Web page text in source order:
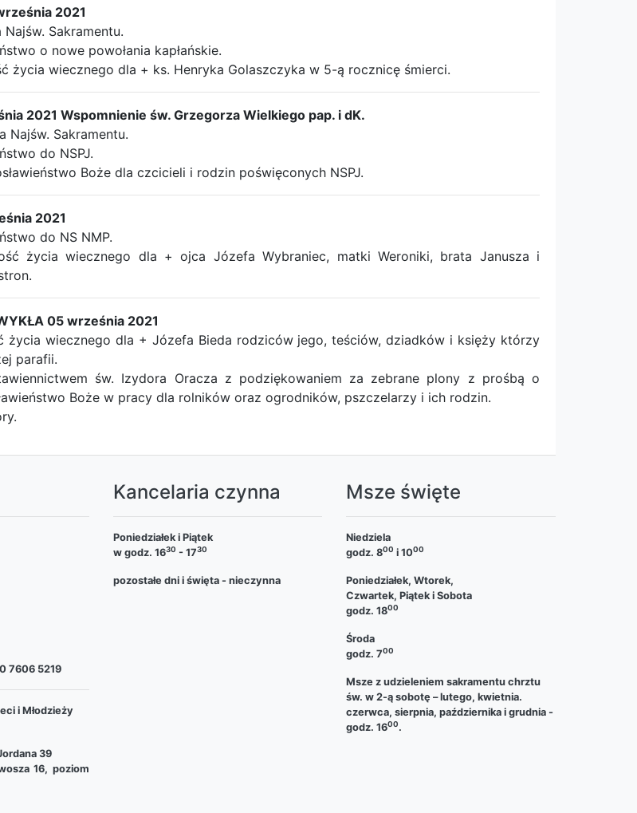
2021
Sakramentu.
o nowe powołania kapłańskie.
życia wiecznego dla + ks. Henryka Golaszczyka w 5-ą rocznicę śmierci.
2021 Wspomnienie św. Grzegorza Wielkiego pap. i dK.
Sakramentu.
do NSPJ.
Boże dla czcicieli i rodzin poświęconych NSPJ.
2021
do NS NMP.
życia wiecznego dla + ojca Józefa Wybraniec, matki Weroniki, brata Janusza i
05 września 2021
wiecznego dla + Józefa Bieda rodziców jego, teściów, dziadków i księży którzy
parafii.
św. Izydora Oracza z podziękowaniem za zebrane plony z prośbą o
Boże w pracy dla rolników oraz ogrodników, pszczelarzy i ich rodzin.
7606 5219
i Młodzieży
39
16, poziom
Kancelaria czynna
Poniedziałek i Piątek
w godz. 1630 - 1730
pozostałe dni i święta - nieczynna
Msze święte
Niedziela
godz. 800 i 1000
Poniedziałek, Wtorek,
Czwartek, Piątek i Sobota
godz. 1800
Środa
godz. 700
Msze z udzieleniem sakramentu chrztu
św. w 2-ą sobotę – lutego, kwietnia.
czerwca, sierpnia, października i grudnia -
godz. 1600.